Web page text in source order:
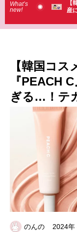
What’s
new!
った！】お土
・・（笑）
【韓国コ
『PEACH
ぎる…！テ
のんの 2024年